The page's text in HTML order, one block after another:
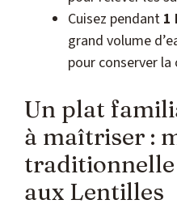
Cuisez pendant 1
grand volume
pour conserver
Un plat
à maîtriser :
traditionnelle
aux Lentilles